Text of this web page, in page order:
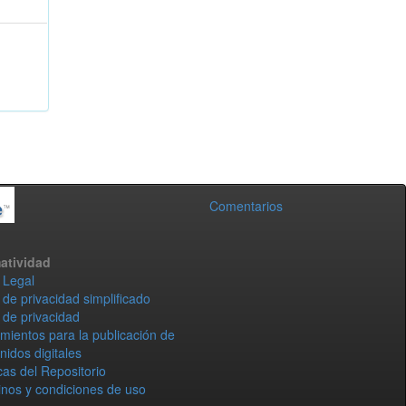
Comentarios
privacidad simplificado
privacidad
para la publicación de
digitales
del Repositorio
y condiciones de uso